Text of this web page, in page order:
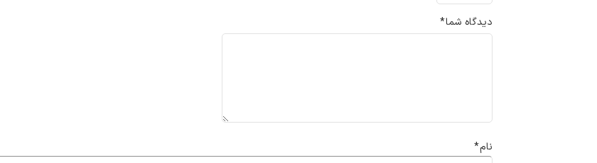
دیدگاه شما*
نام*